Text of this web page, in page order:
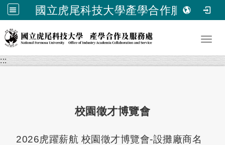
國立虎尾科技大學產學合作服務處
跳到主要內容
:::
校園徵才博覽會
2026虎躍薪航 校園徵才博覽會-設攤廠商名